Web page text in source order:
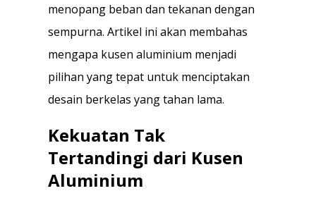
menopang beban dan tekanan dengan
sempurna. Artikel ini akan membahas
mengapa kusen aluminium menjadi
pilihan yang tepat untuk menciptakan
desain berkelas yang tahan lama.
Kekuatan Tak
Tertandingi dari Kusen
Aluminium